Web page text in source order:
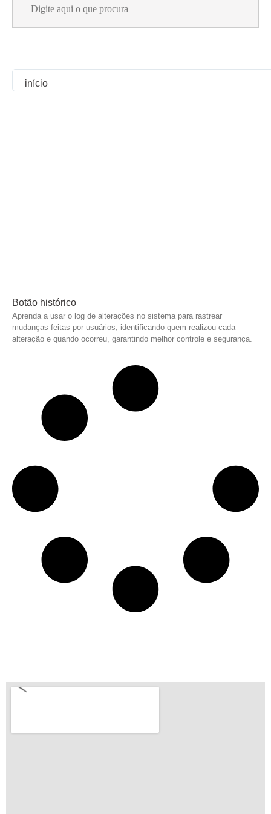
início
Botão histórico
Aprenda a usar o log de alterações no sistema para rastrear
mudanças feitas por usuários, identificando quem realizou cada
alteração e quando ocorreu, garantindo melhor controle e segurança.